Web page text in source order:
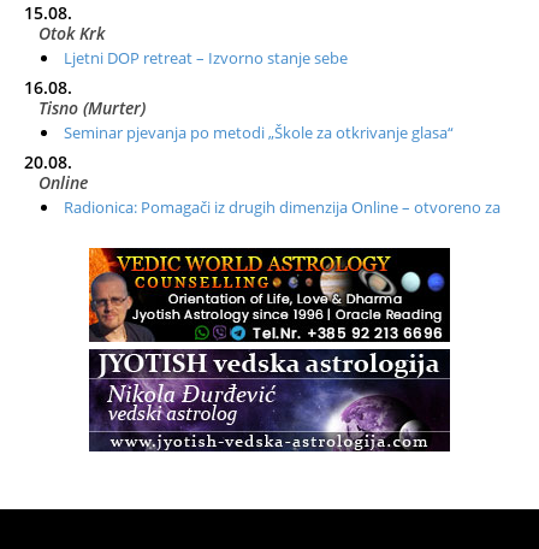
15.08.
Otok Krk
Ljetni DOP retreat – Izvorno stanje sebe
16.08.
Tisno (Murter)
Seminar pjevanja po metodi „Škole za otkrivanje glasa“
20.08.
Online
Radionica: Pomagači iz drugih dimenzija Online – otvoreno za
Zagreb+Online
Osnovni ThetaHealing® tečaj, Zagreb i Online
Zagreb
Osnovna radionica za izscjeljivanje pranom (Basic Pranic
Healing course)
Access BARS®, otpusti stres